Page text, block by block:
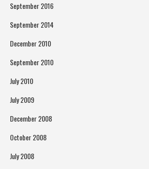
September 2016
September 2014
December 2010
September 2010
July 2010
July 2009
December 2008
October 2008
July 2008